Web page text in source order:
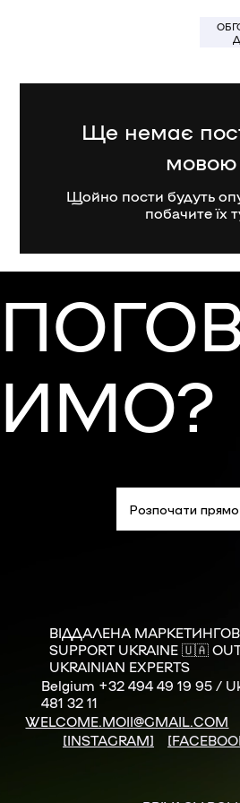
Ще немає
мовою
Щойно пости будуть
побачите їх
ИМО?
Розпочати
ВІДДАЛЕНА
SUPPORT UKRAINE 🇺🇦
UKRAINIAN EXPERTS
Belgium +32 494 49 19 95 /
481 32 11
WELCOME.MOII@GMAIL.COM
[INSTAGRAM]